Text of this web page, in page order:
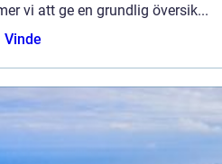
vi att ge en grundlig översik...
Vinde